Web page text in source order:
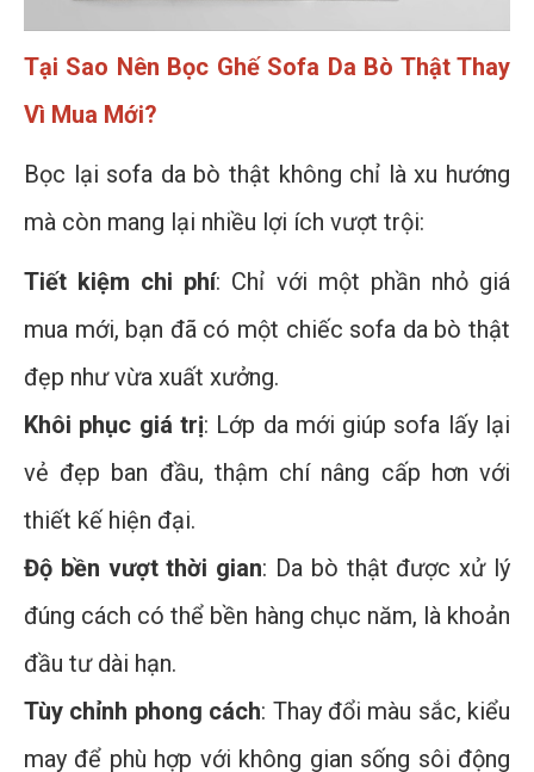
Tại Sao Nên Bọc Ghế Sofa Da Bò Thật Thay
Vì Mua Mới?
Bọc lại sofa da bò thật không chỉ là xu hướng
mà còn mang lại nhiều lợi ích vượt trội:
Tiết kiệm chi phí: Chỉ với một phần nhỏ giá
mua mới, bạn đã có một chiếc sofa da bò thật
đẹp như vừa xuất xưởng.
Khôi phục giá trị: Lớp da mới giúp sofa lấy lại
vẻ đẹp ban đầu, thậm chí nâng cấp hơn với
thiết kế hiện đại.
Độ bền vượt thời gian: Da bò thật được xử lý
đúng cách có thể bền hàng chục năm, là khoản
đầu tư dài hạn.
Tùy chỉnh phong cách: Thay đổi màu sắc, kiểu
may để phù hợp với không gian sống sôi động